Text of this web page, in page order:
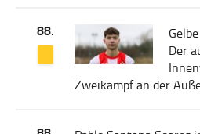
88.
Der
Zweikampf an der